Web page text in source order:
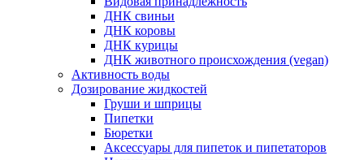
ДНК свиньи
ДНК коровы
ДНК курицы
ДНК животного происхождения (vegan)
Активность воды
Дозирование жидкостей
Груши и шприцы
Пипетки
Бюретки
Аксессуары для пипеток и пипетаторов